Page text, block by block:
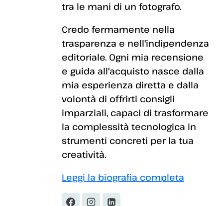
tra le mani di un fotografo.
Credo fermamente nella
trasparenza e nell'indipendenza
editoriale. Ogni mia recensione
e guida all'acquisto nasce dalla
mia esperienza diretta e dalla
volontà di offrirti consigli
imparziali, capaci di trasformare
la complessità tecnologica in
strumenti concreti per la tua
creatività.
Leggi la biografia completa